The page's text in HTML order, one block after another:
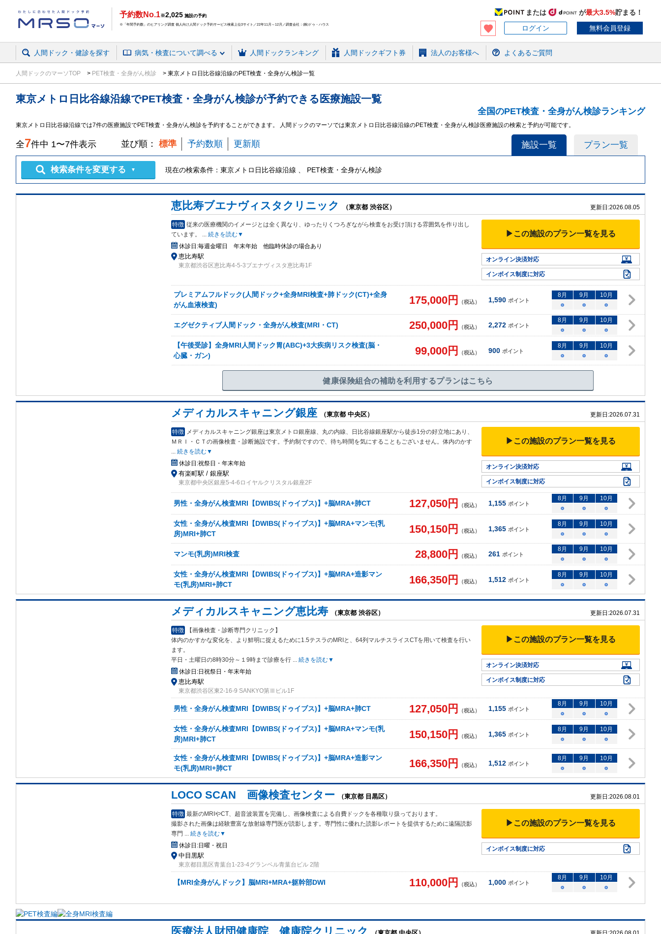
予約数No.1※2,025 施設の予約
※「年間予約数」のヒアリング調査 個人向け人間ドック予約サービス検索上位3サイト／22年11月～12月／調査会社：(株)ドゥ・ハウス
または が最大3.5%貯まる！
ログイン
無料会員登録
人間ドック・健診を探す 病気・検査について調べる 人間ドックランキング 人間ドックギフト券 法人のお客様へ よくあるご質問
人間ドックのマーソTOP PET検査・全身がん検診 東京メトロ日比谷線沿線のPET検査・全身がん検診一覧
東京メトロ日比谷線沿線でPET検査・全身がん検診が予約できる 医療施設一覧
全国のPET検査・全身がん検診ランキング
東京メトロ日比谷線沿線では7件の医療施設でPET検査・全身がん検診を予約することができます。 人間ドックのマーソでは東京メトロ日比谷線沿線のPET検査・全身がん検診医療施設の検索と予約が可能です。
施設一覧 プラン一覧
全7件中 1〜7件表示 並び順： 標準 予約数順 更新順
検索条件を変更する ▼ 現在の検索条件： 東京メトロ日比谷線沿線 、 PET検査・全身がん検診
恵比寿ブエナヴィスタクリニック （東京都 渋谷区） 更新日:2026.08.05
特徴 従来の医療機関のイメージとは全く異なり、ゆったりくつろぎながら検査をお受け頂ける雰囲気を作り出し
ています。 ... 続きを読む▼
休診日:毎週金曜日 年末年始 他臨時休診の場合あり
恵比寿駅
東京都渋谷区恵比寿4-5-3ブエナヴィスタ恵比寿1F
▶この施設のプラン一覧を見る
オンライン決済対応
インボイス制度に対応
プレミアムフルドック(人間ドック+全身MRI検査+肺ドック(CT)+全身
がん血液検査)
175,000円 （税込） 1,590 ポイント
8月 9月 10月
○
○ ○
エグゼクティブ人間ドック・全身がん検査(MRI・CT) 250,000円 （税込） 2,272 ポイント
8月 9月 10月
○
○ ○
【午後受診】全身MRI人間ドック胃(ABC)+3大疾病リスク検査(脳・
心臓・ガン)
99,000円 （税込） 900 ポイント
8月 9月 10月
○
○ ○
健康保険組合の補助を利用するプランはこちら
メディカルスキャニング銀座 （東京都 中央区） 更新日:2026.07.31
特徴 メディカルスキャニング銀座は東京メトロ銀座線、丸の内線、日比谷線銀座駅から徒歩1分の好立地にあり、
Ｍ ＲＩ・ＣＴの画像検査・診断施設です。予約制ですので、待ち時間を気にすることもございません。体内のかす
... 続きを読む▼
休診日:祝祭日・年末年始
有楽町駅 / 銀座駅
東京都中央区銀座5-4-6ロイヤルクリスタル銀座2F
▶この施設のプラン一覧を見る
オンライン決済対応
インボイス制度に対応
男性・全身がん検査MRI【DWIBS(ドゥイブス)】+脳MRA+肺CT 127,050円 （税込） 1,155 ポイント
8月 9月 10月
○
○ ○
女性・全身がん検査MRI【DWIBS(ドゥイブス)】+脳MRA+マンモ(乳
房)MRI+肺CT
150,150円 （税込） 1,365 ポイント
8月 9月 10月
○
○ ○
マンモ(乳房)MRI検査 28,800円 （税込） 261 ポイント
8月 9月 10月
○
○ ○
女性・全身がん検査MRI【DWIBS(ドゥイブス)】+脳MRA+造影マン
モ(乳房)MRI+肺CT
166,350円 （税込） 1,512 ポイント
8月 9月 10月
○
○ ○
メディカルスキャニング恵比寿 （東京都 渋谷区） 更新日:2026.07.31
特徴
【画像検査・診断専門クリニック】
体内のかすかな変化を、より鮮明に捉えるために1.5テスラのMRI と、64列マルチスライスCTを用いて検査を行い
ます。
平日・土曜日の8時30分～１9時まで診療を行 ... 続きを読む▼
休診日:日祝祭日・年末年始
恵比寿駅
東京都渋谷区東2-16-9 SANKYO第Ⅲビル1F
▶この施設のプラン一覧を見る
オンライン決済対応
インボイス制度に対応
男性・全身がん検査MRI【DWIBS(ドゥイブス)】+脳MRA+肺CT 127,050円 （税込） 1,155 ポイント
8月 9月 10月
○
○ ○
女性・全身がん検査MRI【DWIBS(ドゥイブス)】+脳MRA+マンモ(乳
房)MRI+肺CT
150,150円 （税込） 1,365 ポイント
8月 9月 10月
○
○ ○
女性・全身がん検査MRI【DWIBS(ドゥイブス)】+脳MRA+造影マン
モ(乳房)MRI+肺CT
166,350円 （税込） 1,512 ポイント
8月 9月 10月
○
○ ○
LOCO SCAN 画像検査センター （東京都 目黒区） 更新日:2026.08.01
特徴 最新のMRIやCT、超音波装置を完備し、画像検査による自費ドックを各種取り扱っております。
撮影された画像は経験豊富な放射線専門医が読影します。専門性に優れた読影レポートを提供するために遠隔読影
専門 ... 続きを読む▼
休診日:日曜・祝日
中目黒駅
東京都目黒区青葉台1-23-4グランベル青葉台ビル 2階
▶この施設のプラン一覧を見る
インボイス制度に対応
【MRI全身がんドック】脳MRI+MRA+躯幹部DWI 110,000円 （税込） 1,000 ポイント
8月 9月 10月
○
○ ○
医療法人財団健康院 健康院クリニック